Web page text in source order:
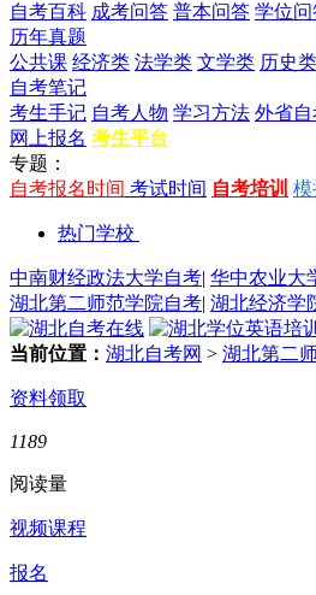
自考百科 成考问答 普本问答 学位问
历年真题
公共课 经济类 法学类 文学类 历史类
自考笔记
考生手记 自考人物 学习方法 外省自
网上报名 考生平台
专题：
自考报名时间 考试时间 自考培训 模
热门学校
中南财经政法大学自考| 华中农业大
湖北第二师范学院自考| 湖北经济学
当前位置： 湖北自考网 > 湖北第二
资料领取
1189
阅读量
视频课程
报名